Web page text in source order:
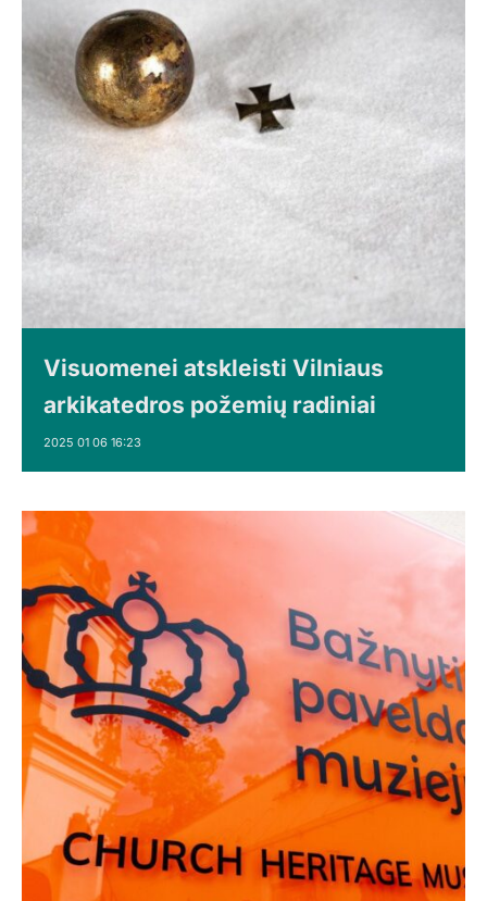
Visuomenei atskleisti Vilniaus
arkikatedros požemių radiniai
2025 01 06 16:23